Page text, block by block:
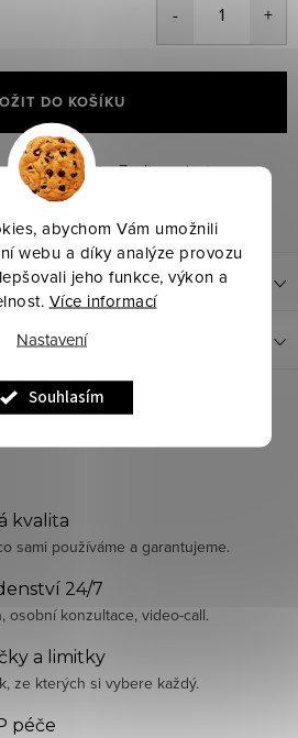
abychom Vám umožnili
webu a díky analýze provozu
jeho funkce, výkon a
Více informací
Nastavení
Souhlasím
DO KOŠÍKU
Kód produktu: Zvolte variantu
k produktu
kvalita
sami používáme a garantujeme.
24/7
osobní konzultace, video-call.
a limitky
ze kterých si vybere každý.
péče